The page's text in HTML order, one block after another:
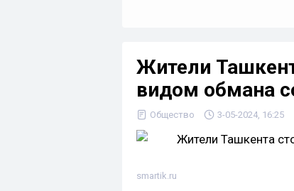
Жители
видом обмана
Общество 3-05-2024, 16:25
smartik.ru